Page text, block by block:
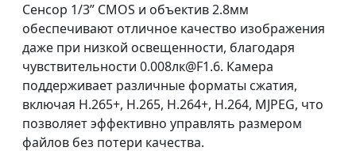
Сенсор 1/3” CMOS и объектив 2.8мм
обеспечивают отличное качество изображения
даже при низкой освещенности, благодаря
чувствительности 0.008лк@F1.6. Камера
поддерживает различные форматы сжатия,
включая H.265+, H.265, H.264+, H.264, MJPEG, что
позволяет эффективно управлять размером
файлов без потери качества.